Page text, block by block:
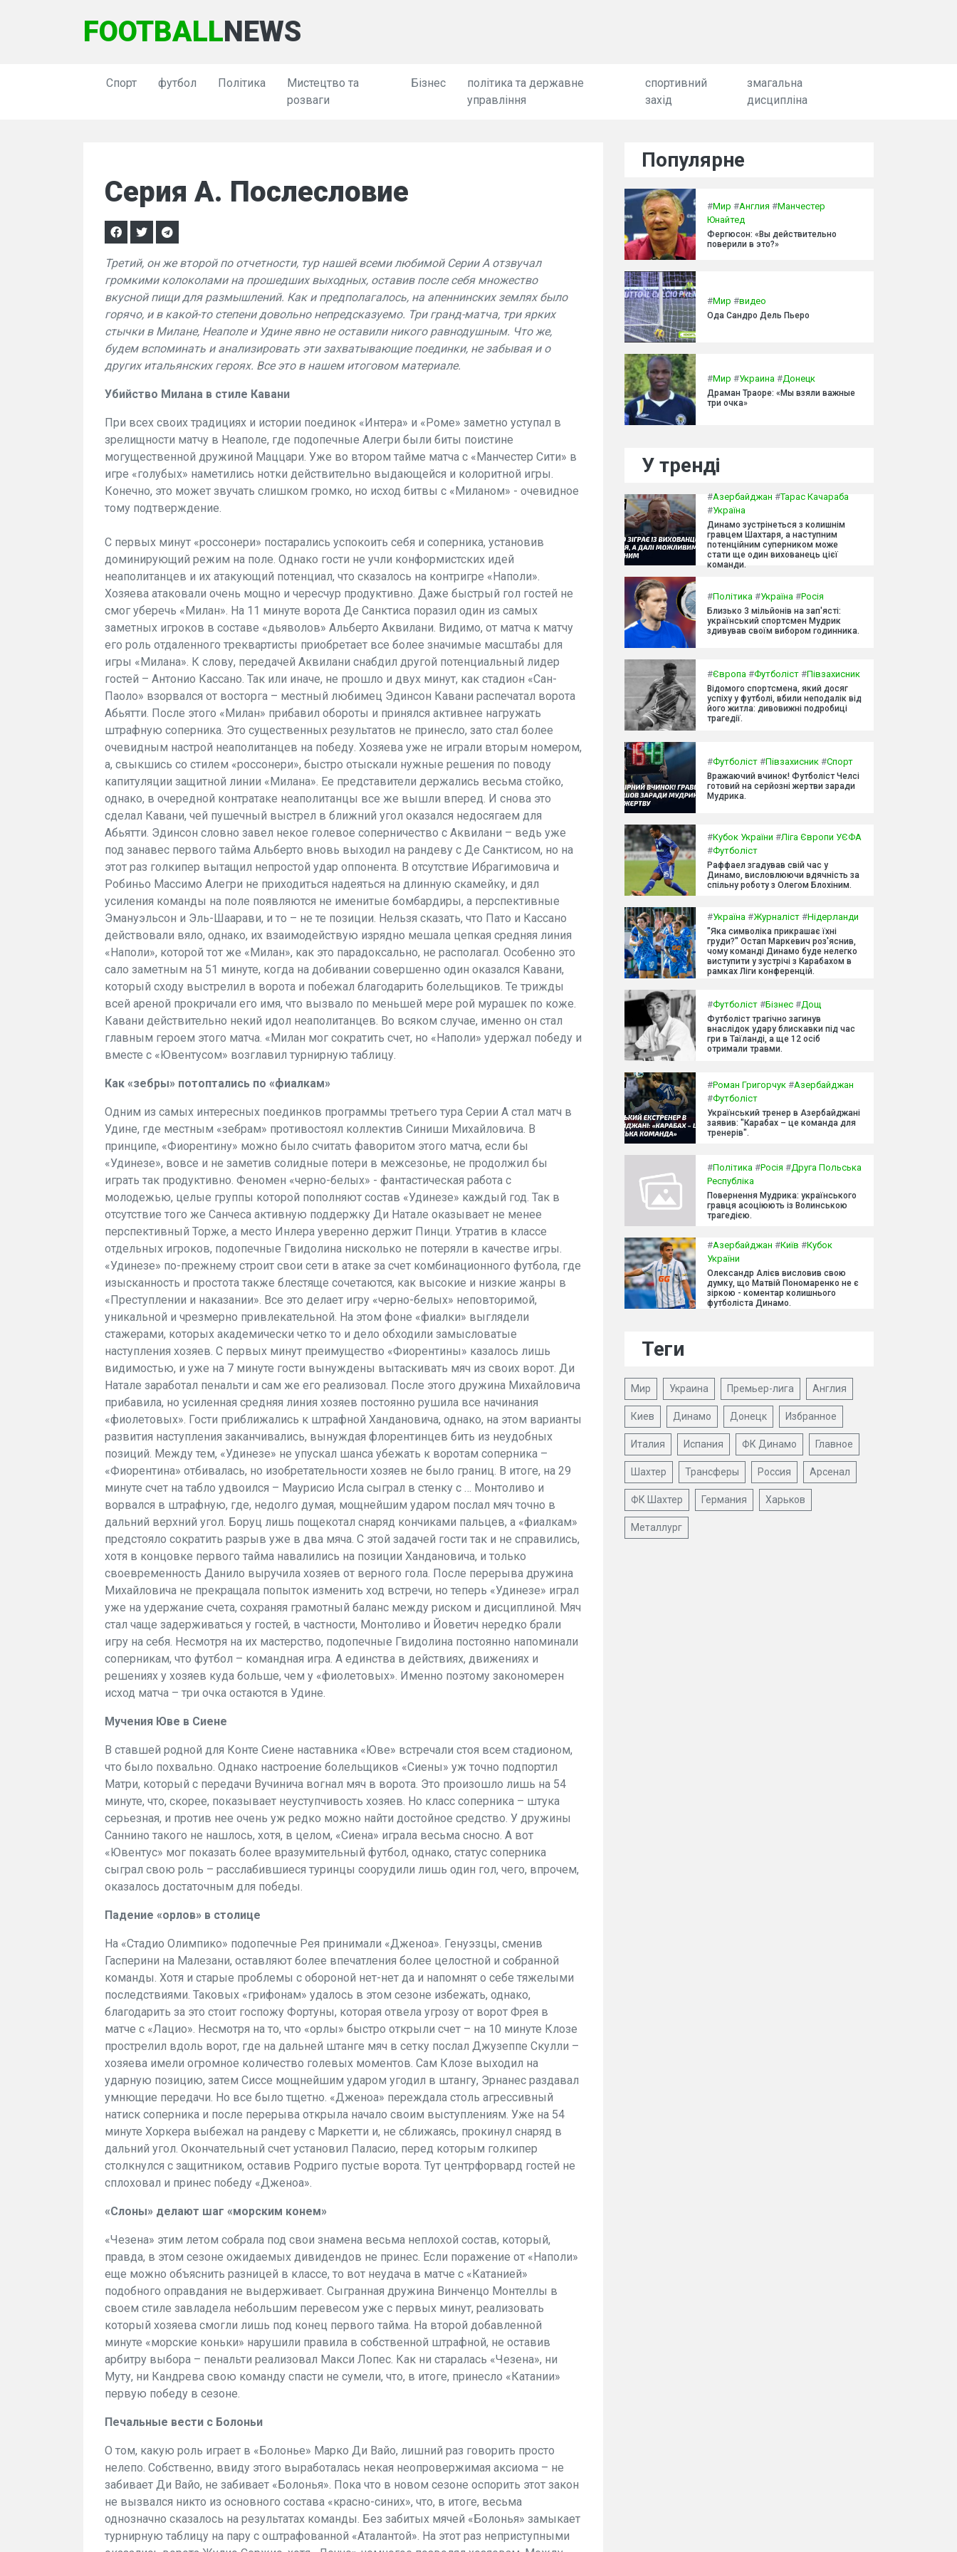
FOOTBALLNEWS
Спорт футбол Політика
Мистецтво та
розваги
Бізнес
політика та державне
управління
спортивний
захід
змагальна
дисципліна
Серия А. Послесловие
Третий, он же второй по отчетности, тур нашей всеми любимой Серии А отзвучал
громкими колоколами на прошедших выходных, оставив после себя множество
вкусной пищи для размышлений. Как и предполагалось, на апеннинских землях было
горячо, и в какой-то степени довольно непредсказуемо. Три гранд-матча, три ярких
стычки в Милане, Неаполе и Удине явно не оставили никого равнодушным. Что же,
будем вспоминать и анализировать эти захватывающие поединки, не забывая и о
других итальянских героях. Все это в нашем итоговом материале.
Убийство Милана в стиле Кавани
При всех своих традициях и истории поединок «Интера» и «Роме» заметно уступал в
зрелищности матчу в Неаполе, где подопечные Алегри были биты поистине
могущественной дружиной Маццари. Уже во втором тайме матча с «Манчестер Сити» в
игре «голубых» наметились нотки действительно выдающейся и колоритной игры.
Конечно, это может звучать слишком громко, но исход битвы с «Миланом» - очевидное
тому подтверждение.
С первых минут «россонери» постарались успокоить себя и соперника, установив
доминирующий режим на поле. Однако гости не учли конформистских идей
неаполитанцев и их атакующий потенциал, что сказалось на контригре «Наполи».
Хозяева атаковали очень мощно и чересчур продуктивно. Даже быстрый гол гостей не
смог уберечь «Милан». На 11 минуте ворота Де Санктиса поразил один из самых
заметных игроков в составе «дьяволов» Альберто Аквилани. Видимо, от матча к матчу
его роль отдаленного треквартисты приобретает все более значимые масштабы для
игры «Милана». К слову, передачей Аквилани снабдил другой потенциальный лидер
гостей – Антонио Кассано. Так или иначе, не прошло и двух минут, как стадион «Сан-
Паоло» взорвался от восторга – местный любимец Эдинсон Кавани распечатал ворота
Абьятти. После этого «Милан» прибавил обороты и принялся активнее нагружать
штрафную соперника. Это существенных результатов не принесло, зато стал более
очевидным настрой неаполитанцев на победу. Хозяева уже не играли вторым номером,
а, свыкшись со стилем «россонери», быстро отыскали нужные решения по поводу
капитуляции защитной линии «Милана». Ее представители держались весьма стойко,
однако, в очередной контратаке неаполитанцы все же вышли вперед. И снова это
сделал Кавани, чей пушечный выстрел в ближний угол оказался недосягаем для
Абьятти. Эдинсон словно завел некое голевое соперничество с Аквилани – ведь уже
под занавес первого тайма Альберто вновь выходил на рандеву с Де Санктисом, но на
этот раз голкипер вытащил непростой удар оппонента. В отсутствие Ибрагимовича и
Робиньо Массимо Алегри не приходиться надеяться на длинную скамейку, и дял
усиления команды на поле появляются не именитые бомбардиры, а перспективные
Эмануэльсон и Эль-Шаарави, и то – не те позиции. Нельзя сказать, что Пато и Кассано
действовали вяло, однако, их взаимодействую изрядно мешала цепкая средняя линия
«Наполи», которой тот же «Милан», как это парадоксально, не располагал. Особенно это
сало заметным на 51 минуте, когда на добивании совершенно один оказался Кавани,
который сходу выстрелил в ворота и побежал благодарить болельщиков. Те трижды
всей ареной прокричали его имя, что вызвало по меньшей мере рой мурашек по коже.
Кавани действительно некий идол неаполитанцев. Во всяком случае, именно он стал
главным героем этого матча. «Милан мог сократить счет, но «Наполи» удержал победу и
вместе с «Ювентусом» возглавил турнирную таблицу.
Как «зебры» потоптались по «фиалкам»
Одним из самых интересных поединков программы третьего тура Серии А стал матч в
Удине, где местным «зебрам» противостоял коллектив Синиши Михайловича. В
принципе, «Фиорентину» можно было считать фаворитом этого матча, если бы
«Удинезе», вовсе и не заметив солидные потери в межсезонье, не продолжил бы
играть так продуктивно. Феномен «черно-белых» - фантастическая работа с
молодежью, целые группы которой пополняют состав «Удинезе» каждый год. Так в
отсутствие того же Санчеса активную поддержку Ди Натале оказывает не менее
перспективный Торже, а место Инлера уверенно держит Пинци. Утратив в классе
отдельных игроков, подопечные Гвидолина нисколько не потеряли в качестве игры.
«Удинезе» по-прежнему строит свои сети в атаке за счет комбинационного футбола, где
изысканность и простота также блестяще сочетаются, как высокие и низкие жанры в
«Преступлении и наказании». Все это делает игру «черно-белых» неповторимой,
уникальной и чрезмерно привлекательной. На этом фоне «фиалки» выглядели
стажерами, которых академически четко то и дело обходили замысловатые
наступления хозяев. С первых минут преимущество «Фиорентины» казалось лишь
видимостью, и уже на 7 минуте гости вынуждены вытаскивать мяч из своих ворот. Ди
Натале заработал пенальти и сам же его реализовал. После этого дружина Михайловича
прибавила, но усиленная средняя линия хозяев постоянно рушила все начинания
«фиолетовых». Гости приближались к штрафной Хандановича, однако, на этом варианты
развития наступления заканчивались, вынуждая флорентинцев бить из неудобных
позиций. Между тем, «Удинезе» не упускал шанса убежать к воротам соперника –
«Фиорентина» отбивалась, но изобретательности хозяев не было границ. В итоге, на 29
минуте счет на табло удвоился – Маурисио Исла сыграл в стенку с … Монтоливо и
ворвался в штрафную, где, недолго думая, мощнейшим ударом послал мяч точно в
дальний верхний угол. Боруц лишь пощекотал снаряд кончиками пальцев, а «фиалкам»
предстояло сократить разрыв уже в два мяча. С этой задачей гости так и не справились,
хотя в концовке первого тайма навалились на позиции Хандановича, и только
своевременность Данило выручила хозяев от верного гола. После перерыва дружина
Михайловича не прекращала попыток изменить ход встречи, но теперь «Удинезе» играл
уже на удержание счета, сохраняя грамотный баланс между риском и дисциплиной. Мяч
стал чаще задерживаться у гостей, в частности, Монтоливо и Йоветич нередко брали
игру на себя. Несмотря на их мастерство, подопечные Гвидолина постоянно напоминали
соперникам, что футбол – командная игра. А единства в действиях, движениях и
решениях у хозяев куда больше, чем у «фиолетовых». Именно поэтому закономерен
исход матча – три очка остаются в Удине.
Мучения Юве в Сиене
В ставшей родной для Конте Сиене наставника «Юве» встречали стоя всем стадионом,
что было похвально. Однако настроение болельщиков «Сиены» уж точно подпортил
Матри, который с передачи Вучинича вогнал мяч в ворота. Это произошло лишь на 54
минуте, что, скорее, показывает неуступчивость хозяев. Но класс соперника – штука
серьезная, и против нее очень уж редко можно найти достойное средство. У дружины
Саннино такого не нашлось, хотя, в целом, «Сиена» играла весьма сносно. А вот
«Ювентус» мог показать более вразумительный футбол, однако, статус соперника
сыграл свою роль – расслабившиеся туринцы соорудили лишь один гол, чего, впрочем,
оказалось достаточным для победы.
Падение «орлов» в столице
На «Стадио Олимпико» подопечные Рея принимали «Дженоа». Генуэзцы, сменив
Гасперини на Малезани, оставляют более впечатления более целостной и собранной
команды. Хотя и старые проблемы с обороной нет-нет да и напомнят о себе тяжелыми
последствиями. Таковых «грифонам» удалось в этом сезоне избежать, однако,
благодарить за это стоит госпожу Фортуны, которая отвела угрозу от ворот Фрея в
матче с «Лацио». Несмотря на то, что «орлы» быстро открыли счет – на 10 минуте Клозе
прострелил вдоль ворот, где на дальней штанге мяч в сетку послал Джузеппе Скулли –
хозяева имели огромное количество голевых моментов. Сам Клозе выходил на
ударную позицию, затем Сиссе мощнейшим ударом угодил в штангу, Эрнанес раздавал
умнющие передачи. Но все было тщетно. «Дженоа» переждала столь агрессивный
натиск соперника и после перерыва открыла начало своим выступлениям. Уже на 54
минуте Хоркера выбежал на рандеву с Маркетти и, не сближаясь, прокинул снаряд в
дальний угол. Окончательный счет установил Паласио, перед которым голкипер
столкнулся с защитником, оставив Родриго пустые ворота. Тут центрфорвард гостей не
сплоховал и принес победу «Дженоа».
«Слоны» делают шаг «морским конем»
«Чезена» этим летом собрала под свои знамена весьма неплохой состав, который,
правда, в этом сезоне ожидаемых дивидендов не принес. Если поражение от «Наполи»
еще можно объяснить разницей в классе, то вот неудача в матче с «Катанией»
подобного оправдания не выдерживает. Сыгранная дружина Винченцо Монтеллы в
своем стиле завладела небольшим перевесом уже с первых минут, реализовать
который хозяева смогли лишь под конец первого тайма. На второй добавленной
минуте «морские коньки» нарушили правила в собственной штрафной, не оставив
арбитру выбора – пенальти реализовал Макси Лопес. Как ни старалась «Чезена», ни
Муту, ни Кандрева свою команду спасти не сумели, что, в итоге, принесло «Катании»
первую победу в сезоне.
Печальные вести с Болоньи
О том, какую роль играет в «Болонье» Марко Ди Вайо, лишний раз говорить просто
нелепо. Собственно, ввиду этого выработалась некая неопровержимая аксиома – не
забивает Ди Вайо, не забивает «Болонья». Пока что в новом сезоне оспорить этот закон
не вызвался никто из основного состава «красно-синих», что, в итоге, весьма
однозначно сказалось на результатах команды. Без забитых мячей «Болонья» замыкает
турнирную таблицу на пару с оштрафованной «Аталантой». На этот раз неприступными
Популярне
#Мир #Англия #Манчестер
Юнайтед
Фергюсон: «Вы действительно
поверили в это?»
#Мир #видео
Ода Сандро Дель Пьеро
#Мир #Украина #Донецк
Драман Траоре: «Мы взяли важные
три очка»
У тренді
#Азербайджан #Тарас Качараба
#Україна
Динамо зустрінеться з колишнім
гравцем Шахтаря, а наступним
потенційним суперником може
стати ще один вихованець цієї
команди.
#Політика #Україна #Росія
Близько 3 мільйонів на зап'ясті:
український спортсмен Мудрик
здивував своїм вибором годинника.
#Європа #Футболіст #Півзахисник
Відомого спортсмена, який досяг
успіху у футболі, вбили неподалік від
його житла: дивовижні подробиці
трагедії.
#Футболіст #Півзахисник #Спорт
Вражаючий вчинок! Футболіст Челсі
готовий на серйозні жертви заради
Мудрика.
#Кубок України #Ліга Європи УЄФА
#Футболіст
Раффаел згадував свій час у
Динамо, висловлюючи вдячність за
спільну роботу з Олегом Блохіним.
#Україна #Журналіст #Нідерланди
"Яка символіка прикрашає їхні
груди?" Остап Маркевич роз'яснив,
чому команді Динамо буде нелегко
виступити у зустрічі з Карабахом в
рамках Ліги конференцій.
#Футболіст #Бізнес #Дощ
Футболіст трагічно загинув
внаслідок удару блискавки під час
гри в Таїланді, а ще 12 осіб
отримали травми.
#Роман Григорчук #Азербайджан
#Футболіст
Український тренер в Азербайджані
заявив: "Карабах – це команда для
тренерів".
#Політика #Росія #Друга Польська
Республіка
Повернення Мудрика: українського
гравця асоціюють із Волинською
трагедією.
#Азербайджан #Київ #Кубок
України
Олександр Алієв висловив свою
думку, що Матвій Пономаренко не є
зіркою - коментар колишнього
футболіста Динамо.
Теги
Мир Украина Премьер-лига Англия
Киев Динамо Донецк Избранное
Италия Испания ФК Динамо Главное
Шахтер Трансферы Россия Арсенал
ФК Шахтер Германия Харьков
Металлург